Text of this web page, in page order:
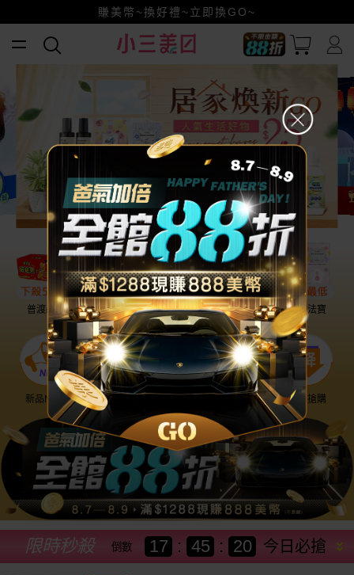
賺美幣~換好禮~立即換GO~
小三美日x全支付~美幣+全點折上折超划算
全館88折爸氣加倍！
普渡必備 話題保養 盛夏提案 雨天法寶
新品NEW 降價搶購
今日必搶
限時秒殺 倒數 17 : 45 : 17